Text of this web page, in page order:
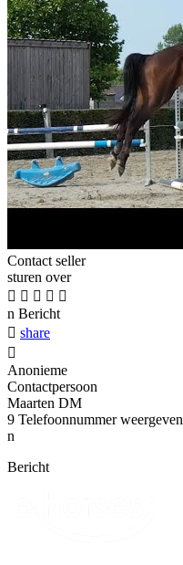
Contact seller
sturen over
    
n Bericht
 share

Anonieme
Contactpersoon
Maarten DM
9 Telefoonnummer weergeven
n
Bericht